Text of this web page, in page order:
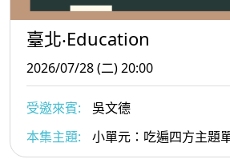
臺北‧Education
2026/07/28 (二) 20:00
受邀來賓:
吳文德
本集主題:
小單元：吃遍四方主題